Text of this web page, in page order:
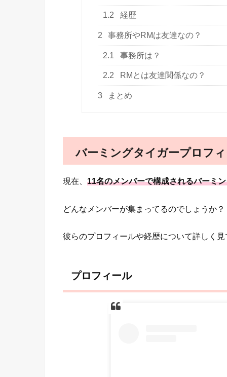
1.2 経歴
2 事務所やRMは友達なの？
2.1 事務所は？
2.2 RMとは友達関係なの？
3 まとめ
バーミングタイガープロフ
現在、 11名のメンバーで構成されるバーミ
どんなメンバーが集まってるのでしょうか？
彼らのプロフィールや経歴について詳しく
プロフィール